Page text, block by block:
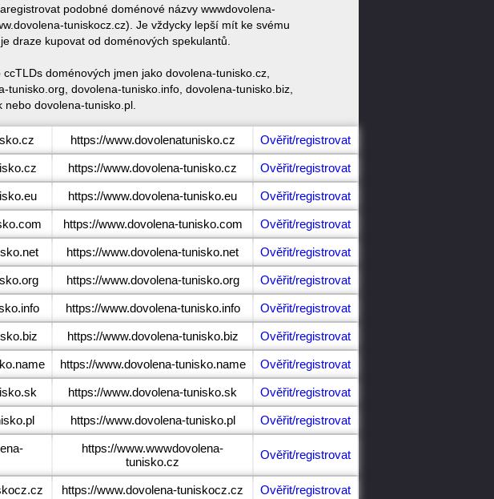
podobné doménové názvy wwwdovolena-
tuniskocz.cz). Je vždycky lepší mít ke svému
draze kupovat od doménových spekulantů.
doménových jmen jako dovolena-tunisko.cz,
dovolena-tunisko.info, dovolena-tunisko.biz,
dovolena-tunisko.pl.
https://www.dovolenatunisko.cz Ověřit/registrovat
https://www.dovolena-tunisko.cz Ověřit/registrovat
https://www.dovolena-tunisko.eu Ověřit/registrovat
https://www.dovolena-tunisko.com Ověřit/registrovat
https://www.dovolena-tunisko.net Ověřit/registrovat
https://www.dovolena-tunisko.org Ověřit/registrovat
https://www.dovolena-tunisko.info Ověřit/registrovat
https://www.dovolena-tunisko.biz Ověřit/registrovat
https://www.dovolena-tunisko.name Ověřit/registrovat
https://www.dovolena-tunisko.sk Ověřit/registrovat
https://www.dovolena-tunisko.pl Ověřit/registrovat
https://www.wwwdovolena-
tunisko.cz
Ověřit/registrovat
https://www.dovolena-tuniskocz.cz Ověřit/registrovat